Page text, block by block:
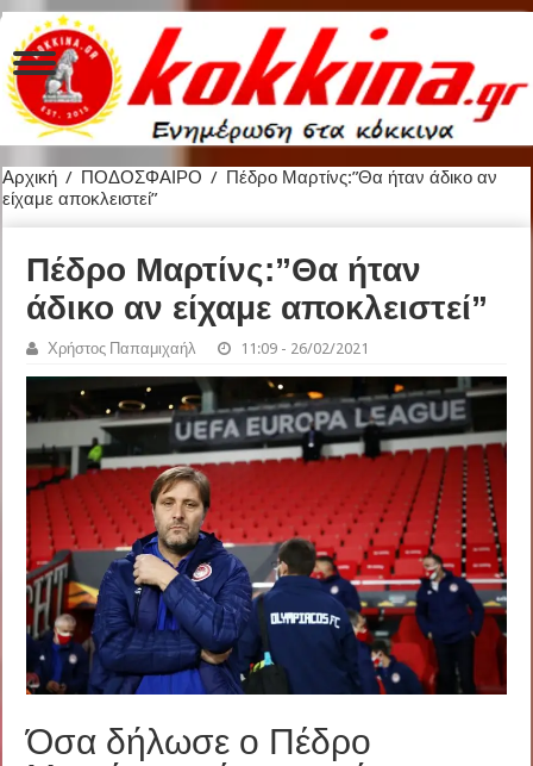
Αρχική / ΠΟΔΟΣΦΑΙΡΟ / Πέδρο Μαρτίνς:”Θα ήταν άδικο αν
είχαμε αποκλειστεί”
Πέδρο Μαρτίνς:”Θα ήταν
άδικο αν είχαμε αποκλειστεί”
Χρήστος Παπαμιχαήλ 11:09 - 26/02/2021
Όσα δήλωσε ο Πέδρο